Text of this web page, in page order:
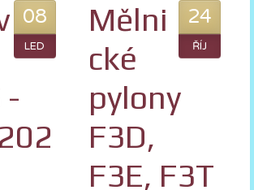
08
LED
-
24
ŘÍJ
Mělni
cké
pylony
F3D,
F3E, F3T